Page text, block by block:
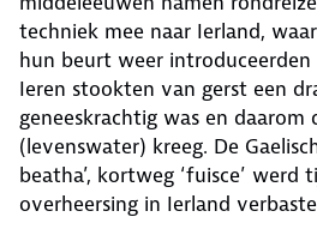
techniek mee naar Ierland,
hun beurt weer introduceerden
Ieren stookten van gerst een
geneeskrachtig was en daarom
(levenswater) kreeg. De
beatha’, kortweg ‘fuisce’ werd
overheersing in Ierland